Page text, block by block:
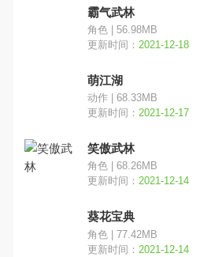
霸气武林
角色 | 56.98MB
更新时间： 2021-12-18
萌江湖
动作 | 68.33MB
更新时间： 2021-12-17
笑傲武林
角色 | 68.26MB
更新时间： 2021-12-14
葵花宝典
角色 | 77.42MB
更新时间： 2021-12-14